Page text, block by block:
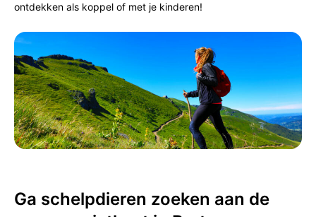
ontdekken als koppel of met je kinderen!
Ga schelpdieren zoeken aan de